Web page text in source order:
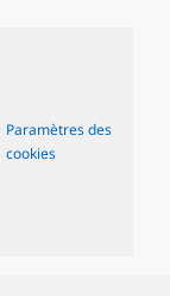
Paramètres des
cookies